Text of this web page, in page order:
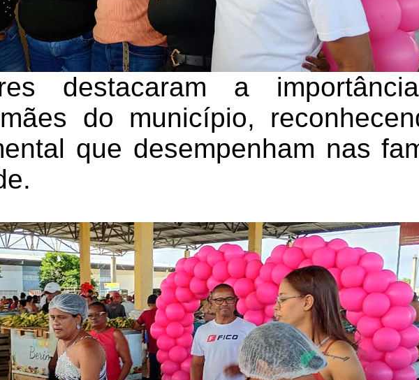
destacaram a
do município,
que desempenham nas